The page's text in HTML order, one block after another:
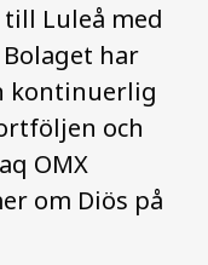
Luleå med
har
kontinuerlig
och
OMX
om Diös på